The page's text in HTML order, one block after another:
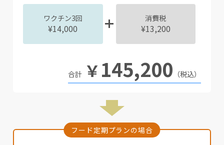
ワクチン3回
¥14,000
消費税
¥13,200
￥145,200 （税込）
フード定期プランの場合